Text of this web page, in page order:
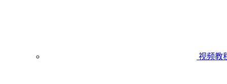
视频教